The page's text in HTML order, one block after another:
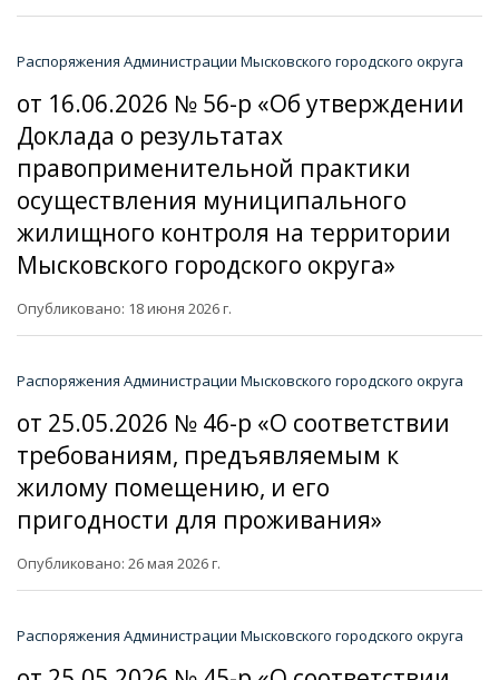
Распоряжения Администрации Мысковского городского округа
от 16.06.2026 № 56-р «Об утверждении
Доклада о результатах
правоприменительной практики
осуществления муниципального
жилищного контроля на территории
Мысковского городского округа»
Опубликовано: 18 июня 2026 г.
Распоряжения Администрации Мысковского городского округа
от 25.05.2026 № 46-р «О соответствии
требованиям, предъявляемым к
жилому помещению, и его
пригодности для проживания»
Опубликовано: 26 мая 2026 г.
Распоряжения Администрации Мысковского городского округа